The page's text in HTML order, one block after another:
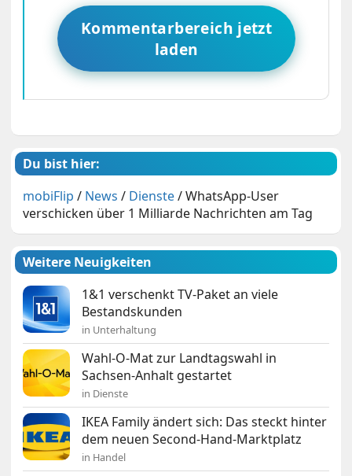
Kommentarbereich jetzt
laden
Du bist hier:
mobiFlip / News / Dienste/WhatsApp-User
verschicken über 1 Milliarde Nachrichten am Tag
Weitere Neuigkeiten
1&1 verschenkt TV-Paket an viele
Bestandskunden
in Unterhaltung
Wahl-O-Mat zur Landtagswahl in
Sachsen-Anhalt gestartet
in Dienste
IKEA Family ändert sich: Das steckt hinter
dem neuen Second-Hand-Marktplatz
in Handel